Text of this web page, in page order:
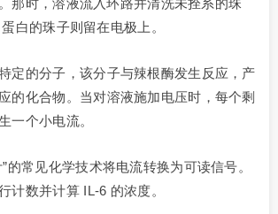
那时，溶液流入环路并清洗未拴系的珠
白的珠子则留在电极上。
定的分子，该分子与辣根酶发生反应，产
的化合物。当对溶液施加电压时，每个剩
一个小电流。
的常见化学技术将电流转换为可读信号。
计数并计算 IL-6 的浓度。